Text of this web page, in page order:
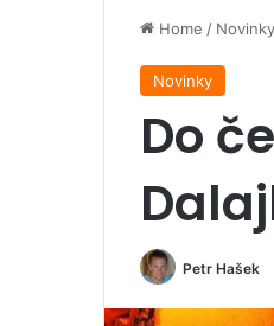
Home / Novinky
Novinky
Do
Petr Hašek